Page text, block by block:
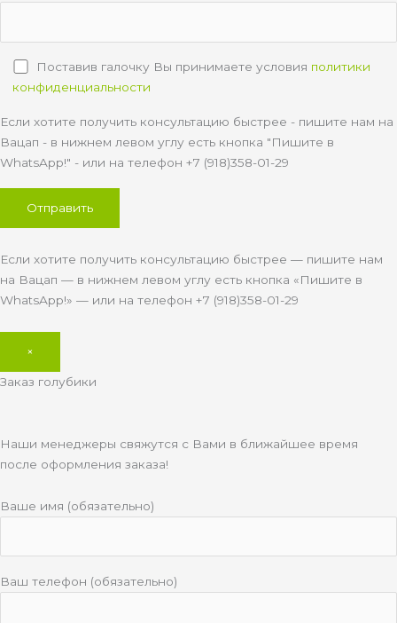
Поставив галочку Вы принимаете условия политики
конфиденциальности
Если хотите получить консультацию быстрее - пишите нам на
Вацап - в нижнем левом углу есть кнопка "Пишите в
WhatsApp!" - или на телефон +7 (918)358-01-29
Если хотите получить консультацию быстрее — пишите нам
на Вацап — в нижнем левом углу есть кнопка «Пишите в
WhatsApp!» — или на телефон +7 (918)358-01-29
×
Заказ голубики
Наши менеджеры свяжутся с Вами в ближайшее время
после оформления заказа!
Ваше имя (обязательно)
Ваш телефон (обязательно)